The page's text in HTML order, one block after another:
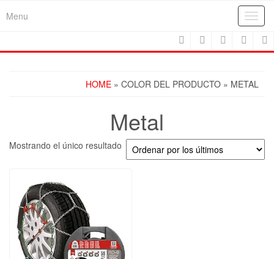
Menu
HOME » COLOR DEL PRODUCTO » METAL
Metal
Mostrando el único resultado